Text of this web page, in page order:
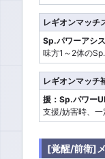
レギオンマッチ
Sp.パワーアシ
味方1～2体の
レギオンマッチ
援：Sp.パワー
支援/妨害時、一
[覚醒/前衛]